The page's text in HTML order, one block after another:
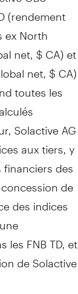
(rendement
ex North
net, $ CA) et
net, $ CA)
toutes les
Solactive AG
aux tiers, y
des
de
des indices
FNB TD, et
de Solactive